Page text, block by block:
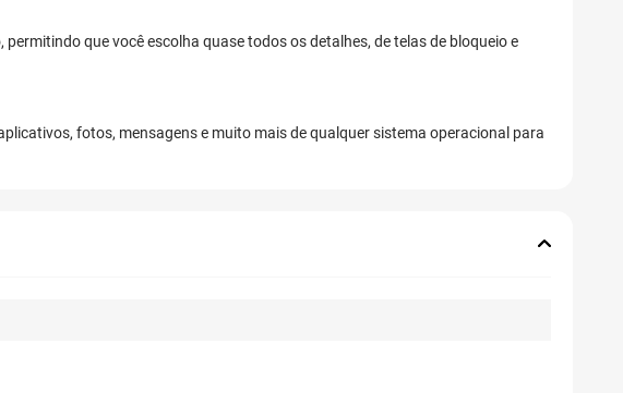
que você escolha quase todos os detalhes, de telas de bloqueio e
fotos, mensagens e muito mais de qualquer sistema operacional para